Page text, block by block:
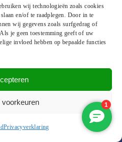
wij technologieën zoals cookies
en/of te raadplegen. Door in te
wij gegevens zoals surfgedrag of
je geen toestemming geeft of uw
invloed hebben op bepaalde functies
voorkeuren
Privacyverklaring